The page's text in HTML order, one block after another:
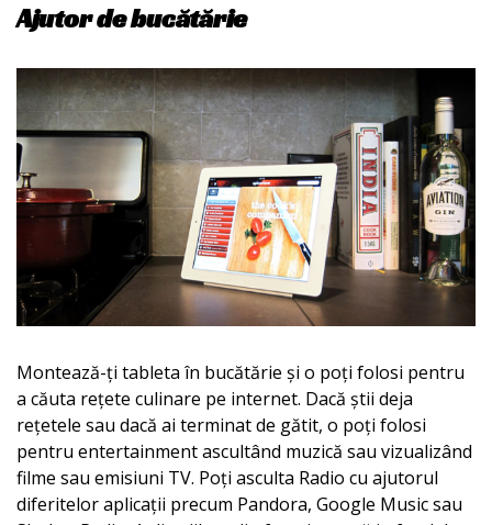
Ajutor de bucătărie
Montează-ți tableta în bucătărie și o poți folosi pentru
a căuta rețete culinare pe internet. Dacă știi deja
rețetele sau dacă ai terminat de gătit, o poți folosi
pentru entertainment ascultând muzică sau vizualizând
filme sau emisiuni TV. Poți asculta Radio cu ajutorul
diferitelor aplicații precum Pandora, Google Music sau